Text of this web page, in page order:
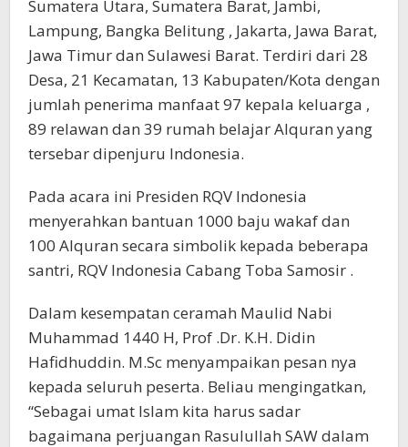
Sumatera Utara, Sumatera Barat, Jambi,
Lampung, Bangka Belitung , Jakarta, Jawa Barat,
Jawa Timur dan Sulawesi Barat. Terdiri dari 28
Desa, 21 Kecamatan, 13 Kabupaten/Kota dengan
jumlah penerima manfaat 97 kepala keluarga ,
89 relawan dan 39 rumah belajar Alquran yang
tersebar dipenjuru Indonesia.
Pada acara ini Presiden RQV Indonesia
menyerahkan bantuan 1000 baju wakaf dan
100 Alquran secara simbolik kepada beberapa
santri, RQV Indonesia Cabang Toba Samosir .
Dalam kesempatan ceramah Maulid Nabi
Muhammad 1440 H, Prof .Dr. K.H. Didin
Hafidhuddin. M.Sc menyampaikan pesan nya
kepada seluruh peserta. Beliau mengingatkan,
“Sebagai umat Islam kita harus sadar
bagaimana perjuangan Rasulullah SAW dalam